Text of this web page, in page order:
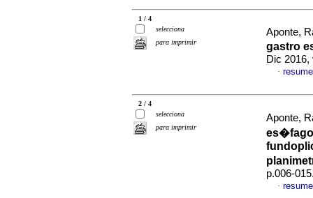
1 / 4
selecciona
para imprimir
Aponte,
gastro
Dic 2016,
·
2 / 4
selecciona
para imprimir
Aponte,
p.006-
·